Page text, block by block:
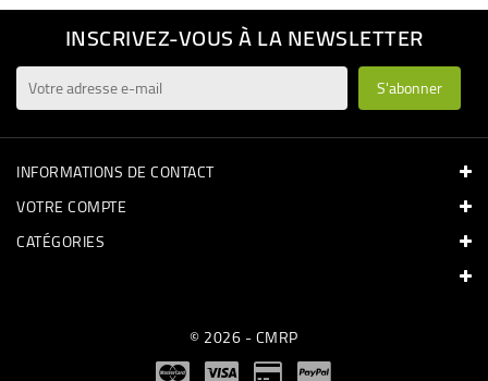
INSCRIVEZ-VOUS À LA NEWSLETTER
INFORMATIONS DE CONTACT
VOTRE COMPTE
CATÉGORIES
© 2026 - CMRP